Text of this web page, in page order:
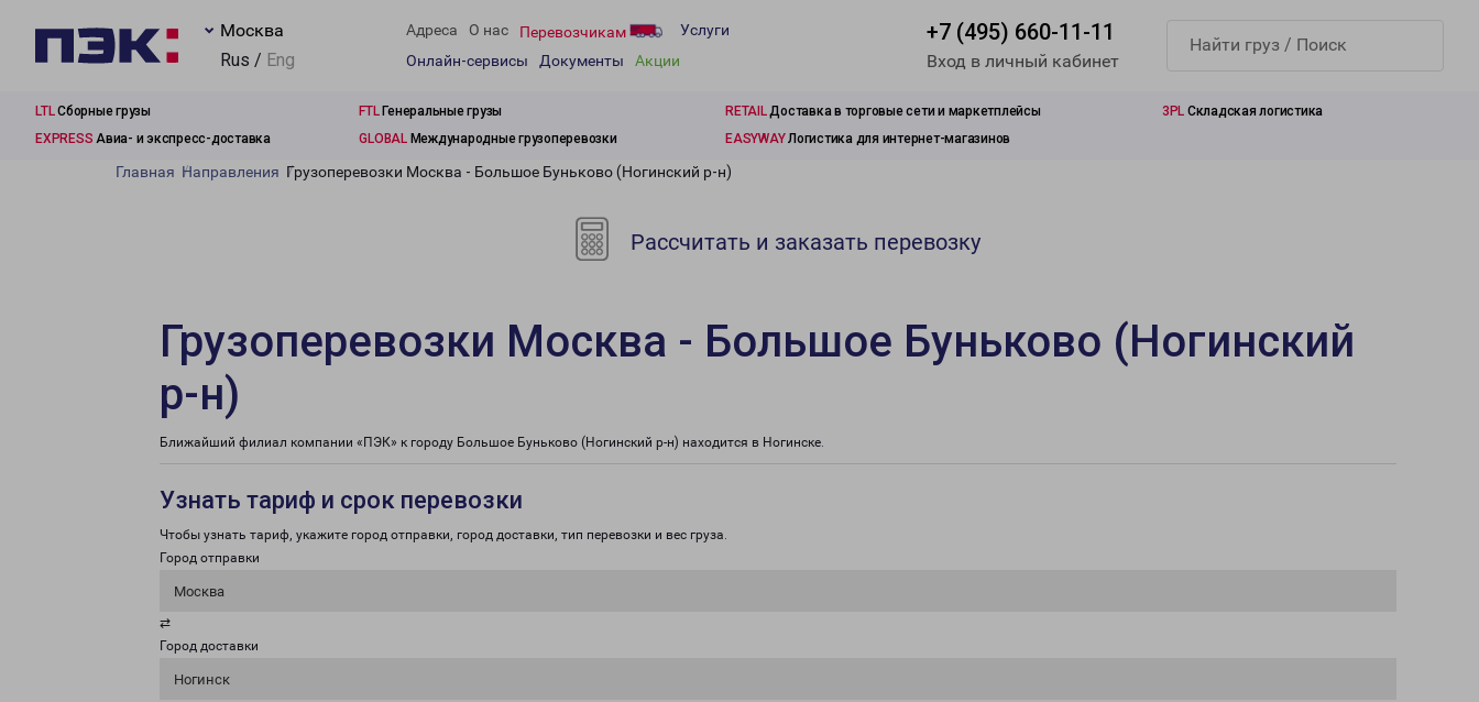
Москва
Rus / Eng
Адреса О нас Перевозчикам
Услуги
Онлайн-сервисы
Документы Акции
+7 (495) 660-11-11
Вход в личный кабинет
LTLСборные грузы FTLГенеральные грузы RETAILДоставка в торговые сети и маркетплейсы 3PL Складская логистика
EXPRESS Авиа- и экспресс-доставка GLOBALМеждународные грузоперевозки EASYWAYЛогистика для интернет-магазинов
Главная Направления Грузоперевозки Москва - Большое Буньково (Ногинский р-н)
Рассчитать и заказать перевозку
Грузоперевозки Москва - Большое Буньково (Ногинский
р-н)
Ближайший филиал компании «ПЭК» к городу Большое Буньково (Ногинский р-н) находится в Ногинске.
Узнать тариф и срок перевозки
Чтобы узнать тариф, укажите город отправки, город доставки, тип перевозки и вес груза.
Город отправки
Москва
⇄
Город доставки
Ногинск